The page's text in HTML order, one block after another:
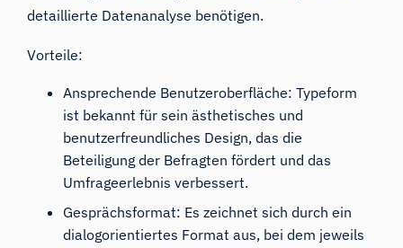
detaillierte Datenanalyse benötigen.
Vorteile:
Ansprechende Benutzeroberfläche: Typeform
ist bekannt für sein ästhetisches und
benutzerfreundliches Design, das die
Beteiligung der Befragten fördert und das
Umfrageerlebnis verbessert.
Gesprächsformat: Es zeichnet sich durch ein
dialogorientiertes Format aus, bei dem jeweils